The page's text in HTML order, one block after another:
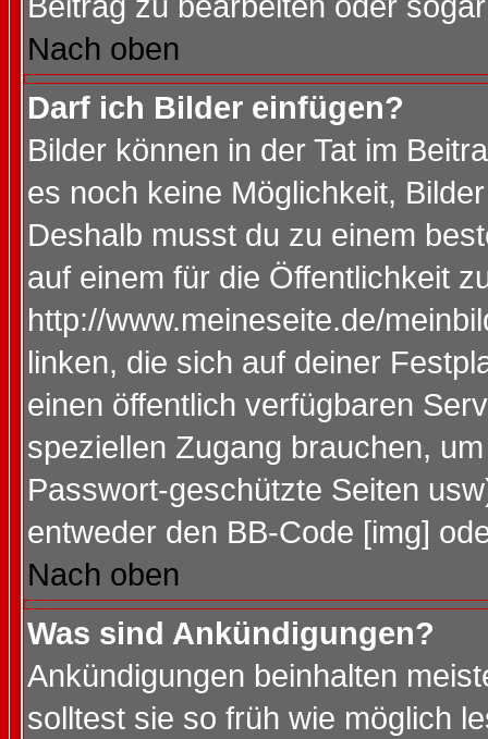
Nach oben
Darf ich Bilder einfügen?
Bilder können in der Tat im
es noch keine Möglichkeit,
Deshalb musst du zu einem
auf einem für die Öffentlichkeit
http://www.meineseite.de/
linken, die sich auf deiner
einen öffentlich verfügbaren
speziellen Zugang brauchen,
Passwort-geschützte Seiten
entweder den BB-Code [img]
Nach oben
Was sind Ankündigungen?
Ankündigungen beinhalten
solltest sie so früh wie möglich